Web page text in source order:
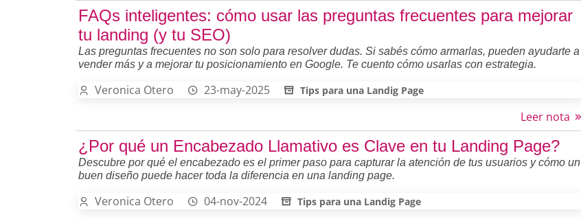
FAQs inteligentes: cómo usar las preguntas frecuentes para mejorar
tu landing (y tu SEO)
Las preguntas frecuentes no son solo para resolver dudas. Si sabés cómo armarlas, pueden ayudarte a
vender más y a mejorar tu posicionamiento en Google. Te cuento cómo usarlas con estrategia.
Veronica Otero 23-may-2025 Tips para una Landig Page
Leer nota
¿Por qué un Encabezado Llamativo es Clave en tu Landing Page?
Descubre por qué el encabezado es el primer paso para capturar la atención de tus usuarios y cómo un
buen diseño puede hacer toda la diferencia en una landing page.
Veronica Otero 04-nov-2024 Tips para una Landig Page